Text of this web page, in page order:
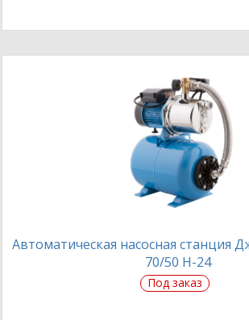
Автоматическая насосная станция
70/50 Н-24
Под заказ